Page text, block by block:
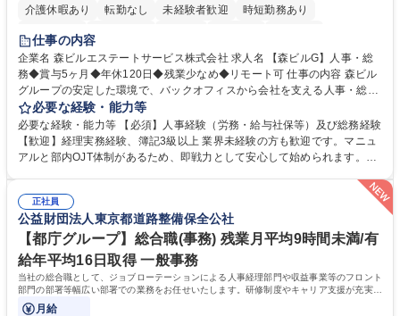
介護休暇あり 転勤なし 未経験者歓迎
時短勤務あり
経験者歓迎
完全週休2日制
交通費支給 長期歓迎 駅近5分以内 土日祝休み
仕事の内容
企業名 森ビルエステートサービス株式会社 求人名 【森ビルG】人事・総
務◆賞与5ヶ月◆年休120日◆残業少なめ◆リモート可 仕事の内容 森ビル
グループの安定した環境で、バックオフィスから会社を支える人事・総務
をお任せします。 労務と総務の業務をバランスよく担当し、ゆくゆくは制
度改定などのコア業務にも挑戦できる、やりがいある環境です。 ■勤怠管
理、給与計算、社会保険手続き、年末調整等の労務管理全般 ■入退社手続
き、社内規定の改定や人事制度改定などのコア業務 ■社内イベントの企画
は部内のOJTを中心に、あなたの経験に合わせて不足している部分はいつ
でも質問・相談できる環境が整っているため、安心して成長できます。 募
集職種 【森ビルG】人事・総務◆賞与5ヶ月◆年休120日◆残業少なめ◆
リモート可
必要な経験・能力等
必要な経験・能力等 【必須】人事経験（労務・給与社保等）及び総務経験
【歓迎】経理実務経験、簿記3級以上 業界未経験の方も歓迎です。マニュ
アルと部内OJT体制があるため、即戦力として安心して始められます。
ます。定型業務に留まらず、社内規定や人事制度の改定など会社のコア業
務に挑戦できるため、自身の成長と組織への貢献度をダイレクトに実感で
きます。 残業少なめ、週1日リモート可など、ワークライフバランスを保
ち長期活躍できる環境です。 「これまでの幅広い経験を活かし、長期的な
キャリアを築きたい」という前向きな意欲と挑戦を全力で応援します。 学
歴・資格 学歴：大学院 大学 高専 短大 専修学校 高校 語学力： 資格：日商
簿記検定1級 日商簿記検定2級 日商簿記検定3級
正社員
公益財団法人東京都道路整備保全公社
【都庁グループ】総合職(事務) 残業月平均9時間未満/有
給年平均16日取得 一般事務
当社の総合職として、ジョブローテーションによる人事経理部門や収益事業等のフロント
部門の部署等幅広い部署での業務をお任せいたします。研修制度やキャリア支援が充実し
ております！ ※下記業務詳細
月給